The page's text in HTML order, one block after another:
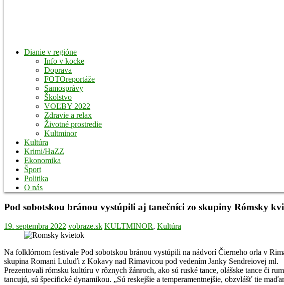
Dianie v regióne
Info v kocke
Doprava
FOTOreportáže
Samosprávy
Školstvo
VOĽBY 2022
Zdravie a relax
Životné prostredie
Kultminor
Kultúra
Krimi/HaZZ
Ekonomika
Šport
Politika
O nás
Pod sobotskou bránou vystúpili aj tanečníci zo skupiny Rómsky
19. septembra 2022 vobraze.sk KULTMINOR, Kultúra
Na folklórnom festivale Pod sobotskou bránou vystúpili na nádvorí Čierneho orla v
skupina Romani Luluďi z Kokavy nad Rimavicou pod vedením Janky Sendreiovej ml.
Prezentovali rómsku kultúru v rôznych žánroch, ako sú ruské tance, olášske tance či
tancujú, sú špecifické dynamikou. „Sú reskejšie a temperamentnejšie, obzvlášť tie